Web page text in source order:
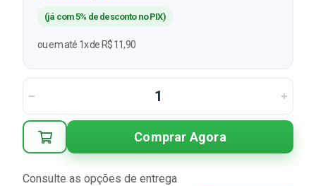
(já com 5% de desconto no PIX)
ou em até 1x de R$ 11,90
Comprar Agora
Consulte as opções de entrega